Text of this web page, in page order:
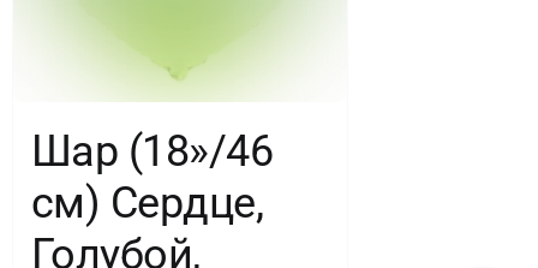
Шар (18»/46
см) Сердце,
Голубой,